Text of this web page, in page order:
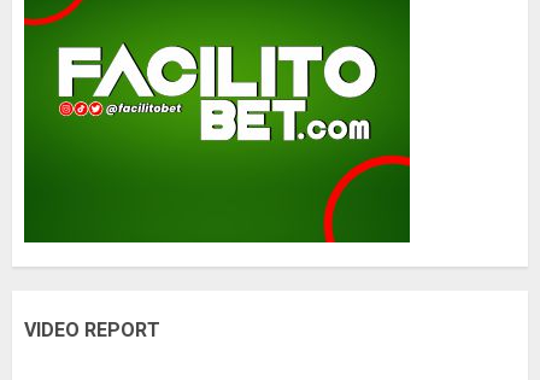
VIDEO REPORT